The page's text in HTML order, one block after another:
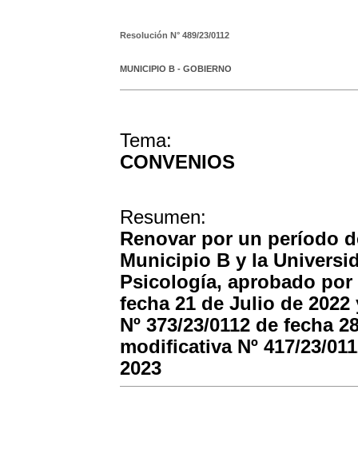
Resolución N° 489/23/0112
MUNICIPIO B - GOBIERNO
Tema:
CONVENIOS
Resumen:
Renovar por un período
Municipio B y la
Psicología, aprobado por
fecha 21 de Julio de
Nº 373/23/0112 de fecha
modificativa Nº 417/23/
2023